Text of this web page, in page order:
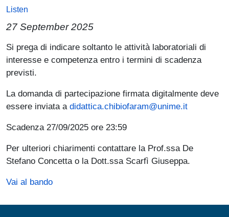
Listen
27 September 2025
Paragrafo
Si prega di indicare soltanto le attività laboratoriali di
interesse e competenza entro i termini di scadenza
previsti.
La domanda di partecipazione firmata digitalmente deve
essere inviata a didattica.chibiofaram@unime.it
Scadenza 27/09/2025 ore 23:59
Per ulteriori chiarimenti contattare la Prof.ssa De
Stefano Concetta o la Dott.ssa Scarfì Giuseppa.
Vai al bando